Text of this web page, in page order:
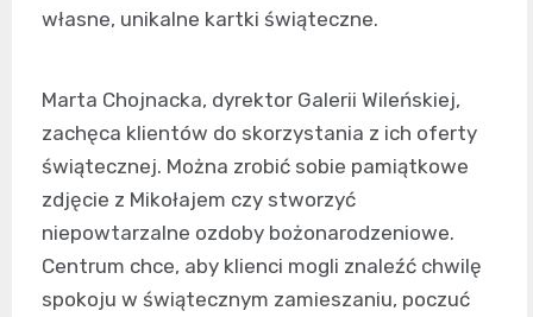
własne, unikalne kartki świąteczne.
Marta Chojnacka, dyrektor Galerii Wileńskiej,
zachęca klientów do skorzystania z ich oferty
świątecznej. Można zrobić sobie pamiątkowe
zdjęcie z Mikołajem czy stworzyć
niepowtarzalne ozdoby bożonarodzeniowe.
Centrum chce, aby klienci mogli znaleźć chwilę
spokoju w świątecznym zamieszaniu, poczuć